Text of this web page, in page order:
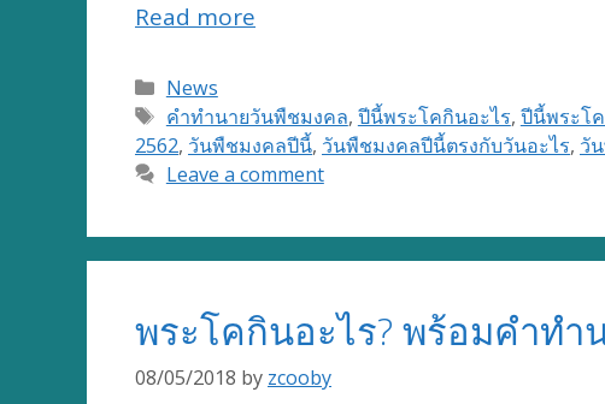
Read more
Categories
News
Tags
คำทำนายวันพืชมงคล, ปีนี้พระโคกินอะไร, ปีนี้พระโ
2562, วันพืชมงคลปีนี้, วันพืชมงคลปีนี้ตรงกับวันอะไร, วั
Leave a comment
พระโคกินอะไร? พร้อมคำท
08/05/2018 by zcooby